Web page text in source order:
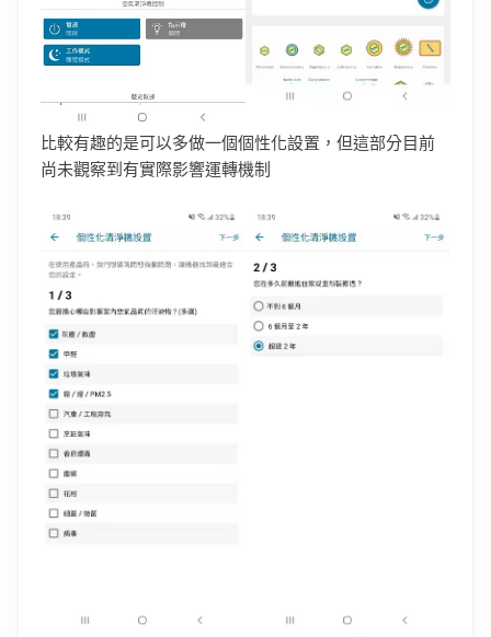
比較有趣的是可以多做一個個性化設置，但這部分目前
尚未觀察到有實際影響運轉機制